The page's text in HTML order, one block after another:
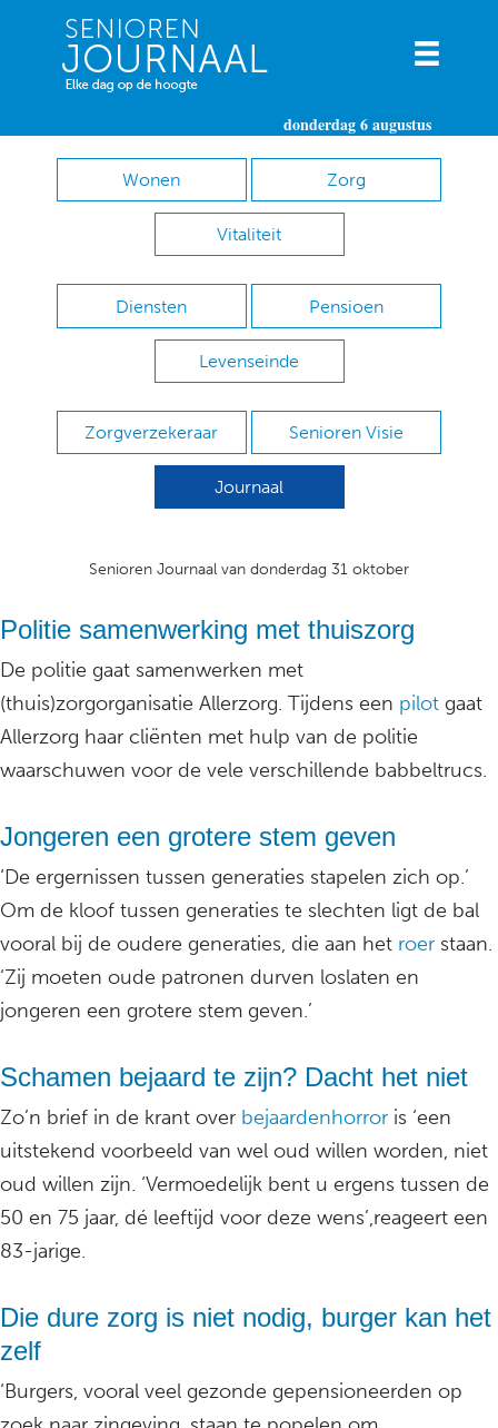
donderdag 6 augustus
Wonen Zorg
Vitaliteit
Diensten Pensioen
Levenseinde
Zorgverzekeraar Senioren Visie
Journaal
Senioren Journaal van donderdag 31 oktober
Politie samenwerking met thuiszorg
De politie gaat samenwerken met
(thuis)zorgorganisatie Allerzorg. Tijdens een pilot gaat
Allerzorg haar cliënten met hulp van de politie
waarschuwen voor de vele verschillende babbeltrucs.
Jongeren een grotere stem geven
‘De ergernissen tussen generaties stapelen zich op.’
Om de kloof tussen generaties te slechten ligt de bal
vooral bij de oudere generaties, die aan het roer staan.
‘Zij moeten oude patronen durven loslaten en
jongeren een grotere stem geven.’
Schamen bejaard te zijn? Dacht het niet
Zo’n brief in de krant over bejaardenhorror is ‘een
uitstekend voorbeeld van wel oud willen worden, niet
oud willen zijn. ‘Vermoedelijk bent u ergens tussen de
50 en 75 jaar, dé leeftijd voor deze wens’,reageert een
83-jarige.
Die dure zorg is niet nodig, burger kan het
zelf
‘Burgers, vooral veel gezonde gepensioneerden op